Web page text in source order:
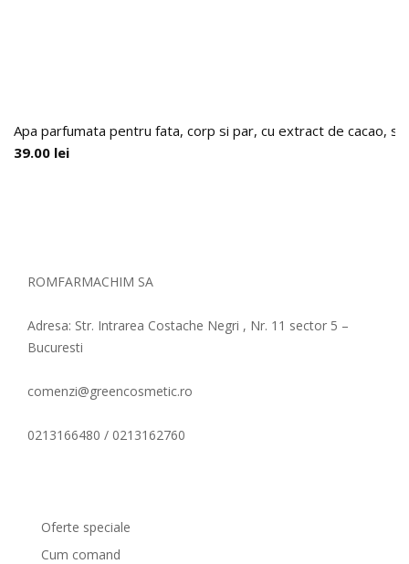
Apa parfumata pentru fata, corp si par, cu extract de cacao,
39.00 lei
ROMFARMACHIM SA
Adresa: Str. Intrarea Costache Negri , Nr. 11 sector 5 –
Bucuresti
comenzi@greencosmetic.ro
0213166480 / 0213162760
Oferte speciale
Cum comand